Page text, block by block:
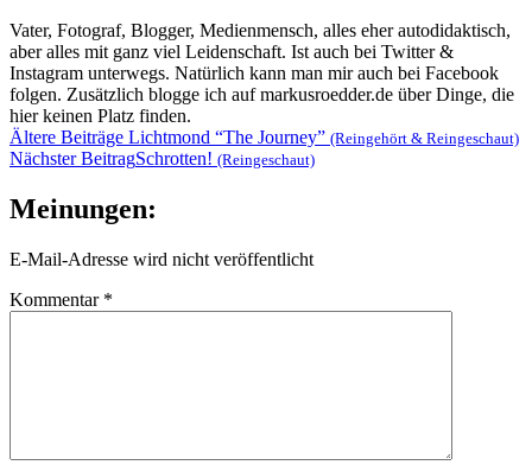
Vater, Fotograf, Blogger, Medienmensch, alles eher autodidaktisch,
aber alles mit ganz viel Leidenschaft. Ist auch bei Twitter &
Instagram unterwegs. Natürlich kann man mir auch bei Facebook
folgen. Zusätzlich blogge ich auf markusroedder.de über Dinge, die
hier keinen Platz finden.
Beitragsnavigation
Ältere Beiträge Lichtmond “The Journey” (Reingehört & Reingeschaut)
Nächster BeitragSchrotten! (Reingeschaut)
Meinungen:
E-Mail-Adresse wird nicht veröffentlicht
Kommentar *